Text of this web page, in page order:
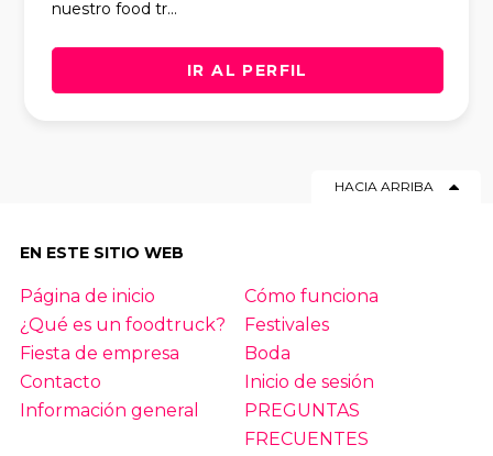
nuestro food tr...
IR AL PERFIL
HACIA ARRIBA
EN ESTE SITIO WEB
Página de inicio
Cómo funciona
¿Qué es un foodtruck?
Festivales
Fiesta de empresa
Boda
Contacto
Inicio de sesión
Información general
PREGUNTAS
FRECUENTES